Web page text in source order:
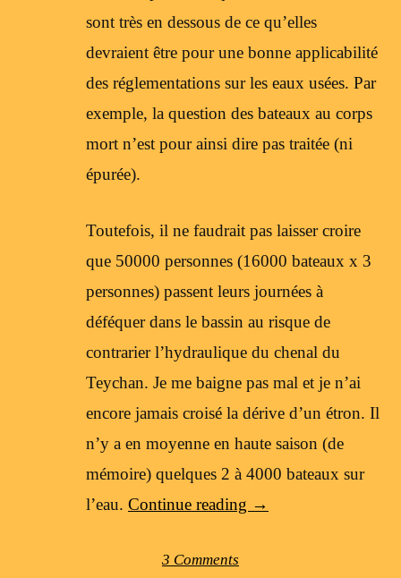
sont très en dessous de ce qu’elles
devraient être pour une bonne applicabilité
des réglementations sur les eaux usées. Par
exemple, la question des bateaux au corps
mort n’est pour ainsi dire pas traitée (ni
épurée).
Toutefois, il ne faudrait pas laisser croire
que 50000 personnes (16000 bateaux x 3
personnes) passent leurs journées à
déféquer dans le bassin au risque de
contrarier l’hydraulique du chenal du
Teychan. Je me baigne pas mal et je n’ai
encore jamais croisé la dérive d’un étron. Il
n’y a en moyenne en haute saison (de
mémoire) quelques 2 à 4000 bateaux sur
l’eau. Continue reading →
3 Comments